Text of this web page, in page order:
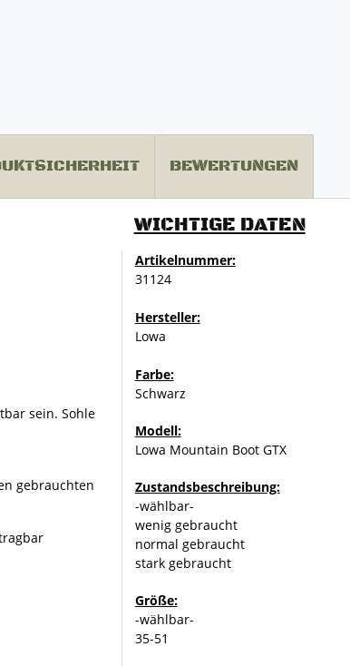
BEWERTUNGEN
sein. Sohle
gebrauchten
WICHTIGE DATEN
Artikelnummer:
31124
Hersteller:
Lowa
Farbe:
Schwarz
Modell:
Lowa Mountain Boot GTX
Zustandsbeschreibung:
-wählbar-
wenig gebraucht
normal gebraucht
stark gebraucht
Größe:
-wählbar-
35-51